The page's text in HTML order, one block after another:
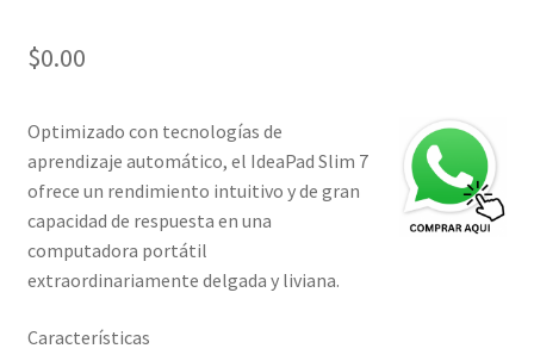
$0.00
Optimizado con tecnologías de
aprendizaje automático, el IdeaPad Slim 7
ofrece un rendimiento intuitivo y de gran
capacidad de respuesta en una
computadora portátil
extraordinariamente delgada y liviana.
Características